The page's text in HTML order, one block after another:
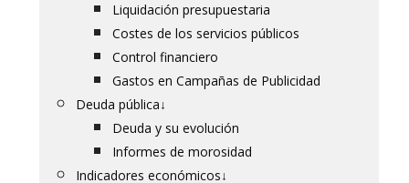
Liquidación presupuestaria
Costes de los servicios públicos
Control financiero
Gastos en Campañas de Publicidad
Deuda pública↓
Deuda y su evolución
Informes de morosidad
Indicadores económicos↓